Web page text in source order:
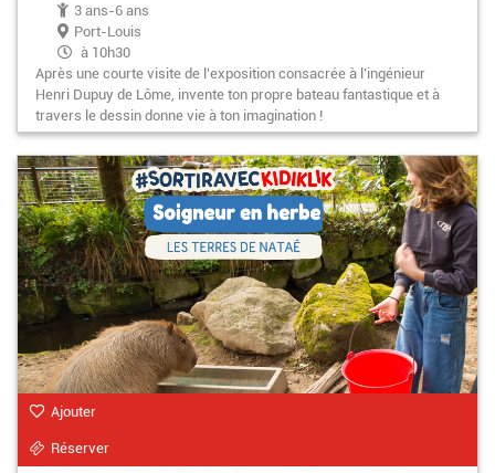
3 ans-6 ans
Port-Louis
à 10h30
Après une courte visite de l'exposition consacrée à l’ingénieur
Henri Dupuy de Lôme, invente ton propre bateau fantastique et à
travers le dessin donne vie à ton imagination !
Ajouter
Réserver